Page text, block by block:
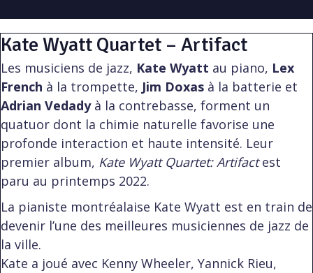
Kate Wyatt Quartet – Artifact
Les musiciens de jazz, Kate Wyatt au piano, Lex
French à la trompette, Jim Doxas à la batterie et
Adrian Vedadyà la contrebasse, forment un
quatuor dont la chimie naturelle favorise une
profonde interaction et haute intensité. Leur
premier album, Kate Wyatt Quartet: Artifactest
paru au printemps 2022.
La pianiste montréalaise Kate Wyatt est en train de
devenir l’une des meilleures musiciennes de jazz de
la ville.
Kate a joué avec Kenny Wheeler, Yannick Rieu,